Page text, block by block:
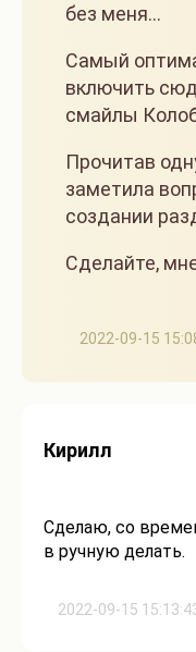
2022-09-15
без меня...
Самый
включить
смайлы
Прочитав
заметила
создании
Сделайте,
2022-09-15
Кирилл
Сделаю, со
в ручную делать.